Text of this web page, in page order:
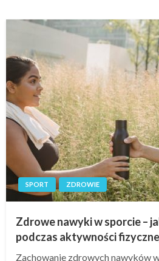
SPORT ZDROWIE
Zdrowe nawyki w sporcie –
podczas aktywności
Zachowanie zdrowych nawyków